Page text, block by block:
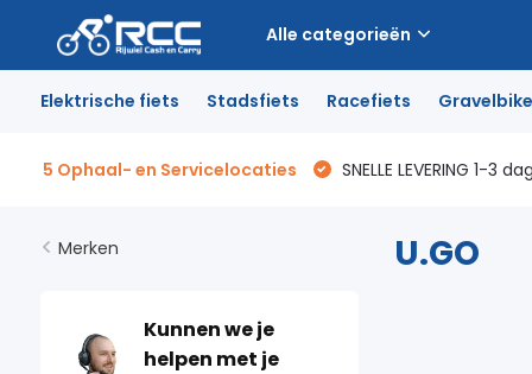
Alle categorieën
Elektrische fiets Stadsfiets Racefiets Gravelbike
5 Ophaal- en Servicelocaties SNELLE LEVERING 1-3
Merken
Kunnen we je
helpen met je
U.GO